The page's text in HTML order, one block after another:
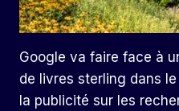
Google va faire face à
de livres sterling dans
la publicité sur les